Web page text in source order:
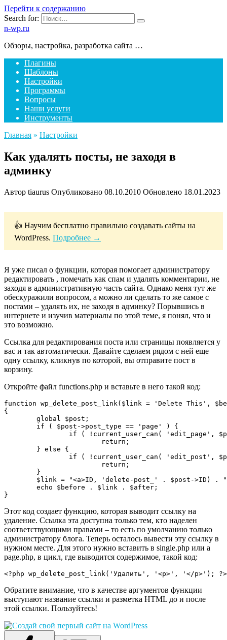
Перейти к содержанию
Search for:
n-wp.ru
Обзоры, настройка, разработка сайта …
Плагины
Шаблоны
Настройки
Программы
Вопросы
Наши услуги
Инструменты
Главная » Настройки
Как удалять посты, не заходя в
админку
Автор tiaurus Опубликовано 08.10.2010 Обновлено 18.01.2023
👍 Научим бесплатно правильно создавать сайты на
WordPress. Подробнее →
Я уже писал о функции, которая помогает администратору
редактировать , помечать как спам и удалять комментарии, не
заходя в административную часть сайта. Однако меня тут же
обескуражили вопросом, а можно ли сделать то же самое с
постами – удалять их, не заходя в админку? Порывшись в
интернете и изучив материалы по этой теме, я понял, что и
это возможно.
Ссылка для редактирования поста или страницы появляется у
вас и так автоматически. Давайте сделаем рядом с ней еще
одну ссылку, кликнув по которой, вы отправите пост в
корзину.
Откройте файл functions.php и вставьте в него такой код:
function wp_delete_post_link($link = 'Delete This',
{
}
Этот код создает функцию, которая выводит ссылку на
удаление. Ссылка эта доступна только тем, кто наделен
соответствующими правами – то есть по умолчанию только
администратору блога. Теперь осталось вывести эту ссылку в
нужном месте. Для этого нужно вставить в single.php или а
page.php, в цикл, где выводится содержимое, такой код:
<?php wp_delete_post_link('Удалить', '<p>', '</p>'); ?>
Обратите внимание, что в качестве аргументов функции
выступают название ссылки и разметка HTML до и после
этой ссылки. Пользуйтесь!